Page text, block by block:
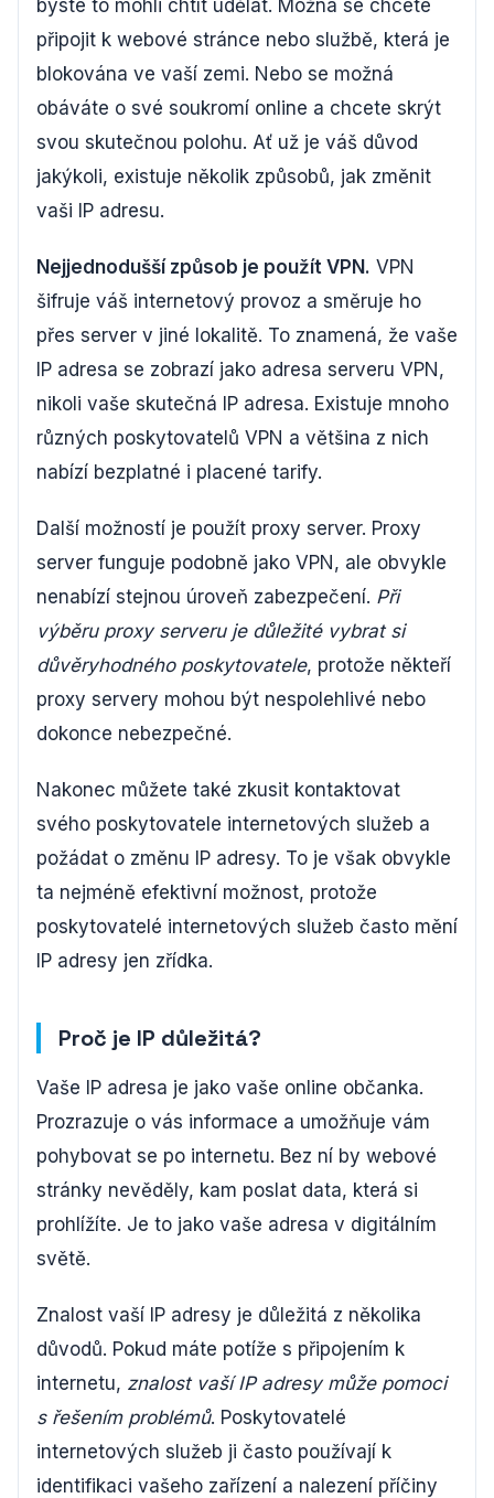
byste to mohli chtít udělat. Možná se chcete
připojit k webové stránce nebo službě, která je
blokována ve vaší zemi. Nebo se možná
obáváte o své soukromí online a chcete skrýt
svou skutečnou polohu. Ať už je váš důvod
jakýkoli, existuje několik způsobů, jak změnit
vaši IP adresu.
Nejjednodušší způsob je použít VPN. VPN
šifruje váš internetový provoz a směruje ho
přes server v jiné lokalitě. To znamená, že vaše
IP adresa se zobrazí jako adresa serveru VPN,
nikoli vaše skutečná IP adresa. Existuje mnoho
různých poskytovatelů VPN a většina z nich
nabízí bezplatné i placené tarify.
Další možností je použít proxy server. Proxy
server funguje podobně jako VPN, ale obvykle
nenabízí stejnou úroveň zabezpečení. Při
výběru proxy serveru je důležité vybrat si
důvěryhodného poskytovatele, protože někteří
proxy servery mohou být nespolehlivé nebo
dokonce nebezpečné.
Nakonec můžete také zkusit kontaktovat
svého poskytovatele internetových služeb a
požádat o změnu IP adresy. To je však obvykle
ta nejméně efektivní možnost, protože
poskytovatelé internetových služeb často mění
IP adresy jen zřídka.
Proč je IP důležitá?
Vaše IP adresa je jako vaše online občanka.
Prozrazuje o vás informace a umožňuje vám
pohybovat se po internetu. Bez ní by webové
stránky nevěděly, kam poslat data, která si
prohlížíte. Je to jako vaše adresa v digitálním
světě.
Znalost vaší IP adresy je důležitá z několika
důvodů. Pokud máte potíže s připojením k
internetu, znalost vaší IP adresy může pomoci
s řešením problémů. Poskytovatelé
internetových služeb ji často používají k
identifikaci vašeho zařízení a nalezení příčiny